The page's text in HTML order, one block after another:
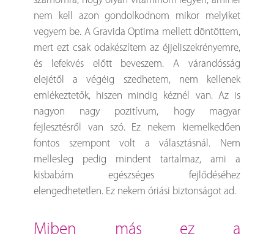
nem kell azon gondolkodnom mikor melyiket
vegyem be. A Gravida Optima mellett döntöttem,
mert ezt csak odakészítem az éjjeliszekrényemre,
és lefekvés előtt beveszem. A várandósság
elejétől a végéig szedhetem, nem kellenek
emlékeztetők, hiszen mindig kéznél van. Az is
nagyon nagy pozitívum, hogy magyar
fejlesztésről van szó. Ez nekem kiemelkedően
fontos szempont volt a választásnál. Nem
mellesleg pedig mindent tartalmaz, ami a
kisbabám egészséges fejlődéséhez
elengedhetetlen. Ez nekem óriási biztonságot ad.
miben más ez a